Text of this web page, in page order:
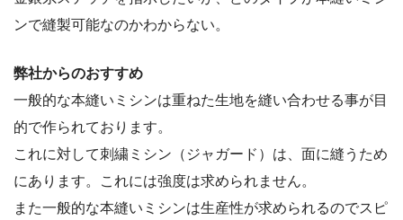
ンで縫製可能なのかわからない。
弊社からのおすすめ
一般的な本縫いミシンは重ねた生地を縫い合わせる事が目
的で作られております。
これに対して刺繍ミシン（ジャガード）は、面に縫うため
にあります。これには強度は求められません。
また一般的な本縫いミシンは生産性が求められるのでスピ